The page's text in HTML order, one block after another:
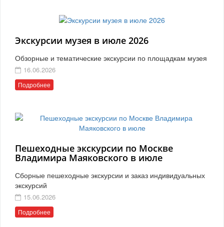
Экскурсии музея в июле 2026
Обзорные и тематические экскурсии по площадкам музея
16.06.2026
Подробнее
Пешеходные экскурсии по Москве
Владимира Маяковского в июле
Сборные пешеходные экскурсии и заказ индивидуальных
экскурсий
15.06.2026
Подробнее